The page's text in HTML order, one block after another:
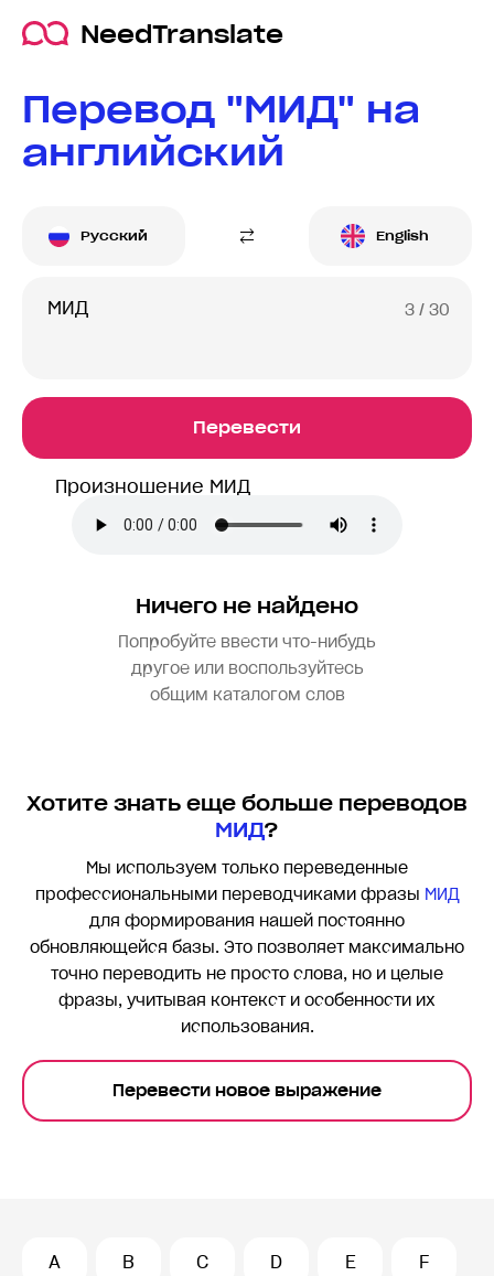
NeedTranslate
Перевод "МИД" на
английский
Русский English
3 / 30
Перевести
Произношение МИД
Ничего не найдено
Попробуйте ввести что-нибудь
другое или воспользуйтесь
общим каталогом слов
Хотите знать еще больше переводов
МИД?
Мы используем только переведенные
профессиональными переводчиками фразы МИД
для формирования нашей постоянно
обновляющейся базы. Это позволяет максимально
точно переводить не просто слова, но и целые
фразы, учитывая контекст и особенности их
использования.
Перевести новое выражение
A B C D E F